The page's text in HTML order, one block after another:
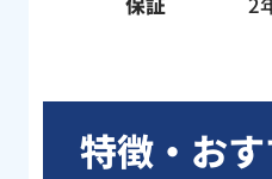
特徴・お